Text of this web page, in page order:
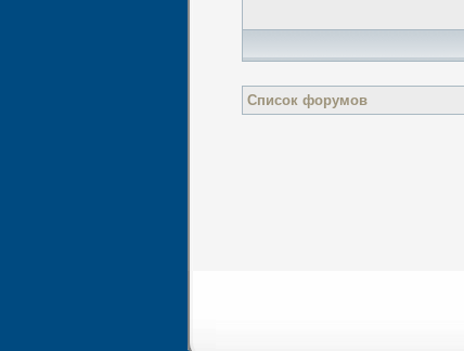
Список форумов